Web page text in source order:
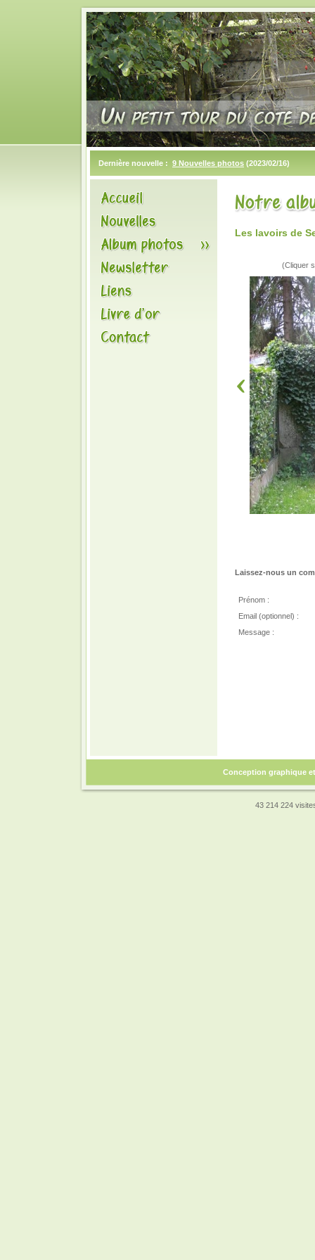
Dernière nouvelle : 9 Nouvelles photos (2023/02/16)
Les lavoirs de
(Cliquer
Laissez-nous un
Prénom :
Email (optionnel) :
Message :
Conception graphique
43 214 224